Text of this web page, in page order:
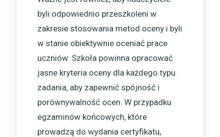
byli odpowiednio przeszkoleni w
zakresie stosowania metod oceny i byli
w stanie obiektywnie oceniać prace
uczniów. Szkoła powinna opracować
jasne kryteria oceny dla każdego typu
zadania, aby zapewnić spójność i
porównywalność ocen. W przypadku
egzaminów końcowych, które
prowadzą do wydania certyfikatu,